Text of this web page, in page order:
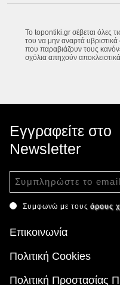
Το topontiki.gr σέβεται όλες
του να μην αναρτά υβριστικά
που παραβιάζουν τους
σχόλια απηχούν
Εγγραφείτε στο
Newsletter
Συμφωνώ με τουςόρους
Επικοινωνία
Πολιτική Cookies
Πολιτική